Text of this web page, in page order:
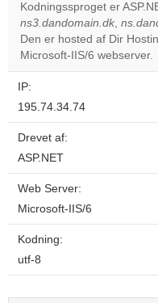
Kodningssproget er
ns3.dandomain.dk,
Den er hosted af Dir
Microsoft-IIS/6 webserver.
IP:
195.74.34.74
Drevet af:
ASP.NET
Web Server:
Microsoft-IIS/6
Kodning:
utf-8